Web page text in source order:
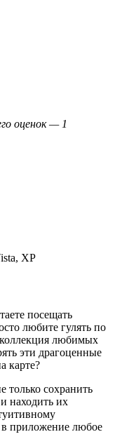
оценок — 1
XP
посещать
любите гулять по
коллекция любимых
эти драгоценные
карте?
только сохранить
находить их
в приложение любое